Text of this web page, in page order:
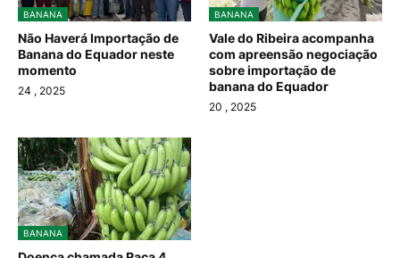
BANANA
Não Haverá Importação de
Banana do Equador neste
momento
24 , 2025
BANANA
Vale do Ribeira acompanha
com apreensão negociação
sobre importação de
banana do Equador
20 , 2025
BANANA